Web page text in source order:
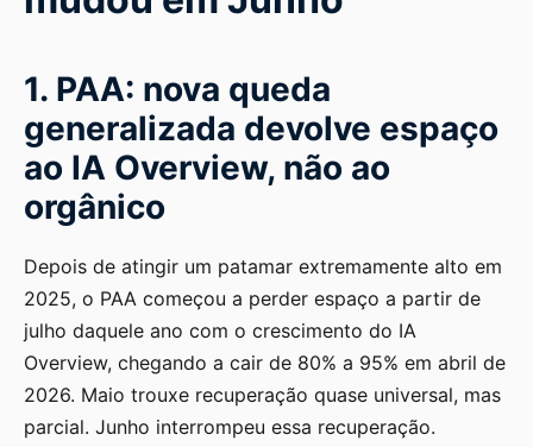
1. PAA: nova queda
generalizada devolve espaço
ao IA Overview, não ao
orgânico
Depois de atingir um patamar extremamente alto em
2025, o PAA começou a perder espaço a partir de
julho daquele ano com o crescimento do IA
Overview, chegando a cair de 80% a 95% em abril de
2026. Maio trouxe recuperação quase universal, mas
parcial. Junho interrompeu essa recuperação.